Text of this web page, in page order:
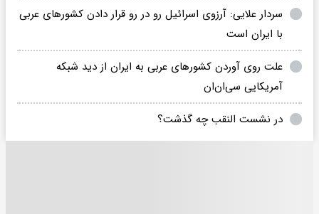
سردار علایی: آرزوی اسرائیل رو در رو قرار دادن کشورهای عربی
با ایران است
علت روی آوردن کشورهای عربی به ایران از دید شبکه
آمریکایی سی‌ان‌ان
در نشست النقب چه گذشت؟